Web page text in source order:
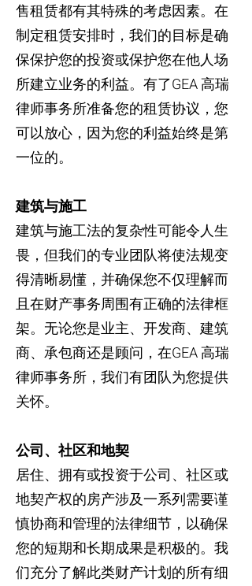
售租赁都有其特殊的考虑因素。在
制定租赁安排时，我们的目标是确
保保护您的投资或保护您在他人场
所建立业务的利益。有了GEA 高瑞
律师事务所准备您的租赁协议，您
可以放心，因为您的利益始终是第
一位的。
建筑与施工
建筑与施工法的复杂性可能令人生
畏，但我们的专业团队将使法规变
得清晰易懂，并确保您不仅理解而
且在财产事务周围有正确的法律框
架。无论您是业主、开发商、建筑
商、承包商还是顾问，在GEA 高瑞
律师事务所，我们有团队为您提供
关怀。
公司、社区和地契
居住、拥有或投资于公司、社区或
地契产权的房产涉及一系列需要谨
慎协商和管理的法律细节，以确保
您的短期和长期成果是积极的。我
们充分了解此类财产计划的所有细